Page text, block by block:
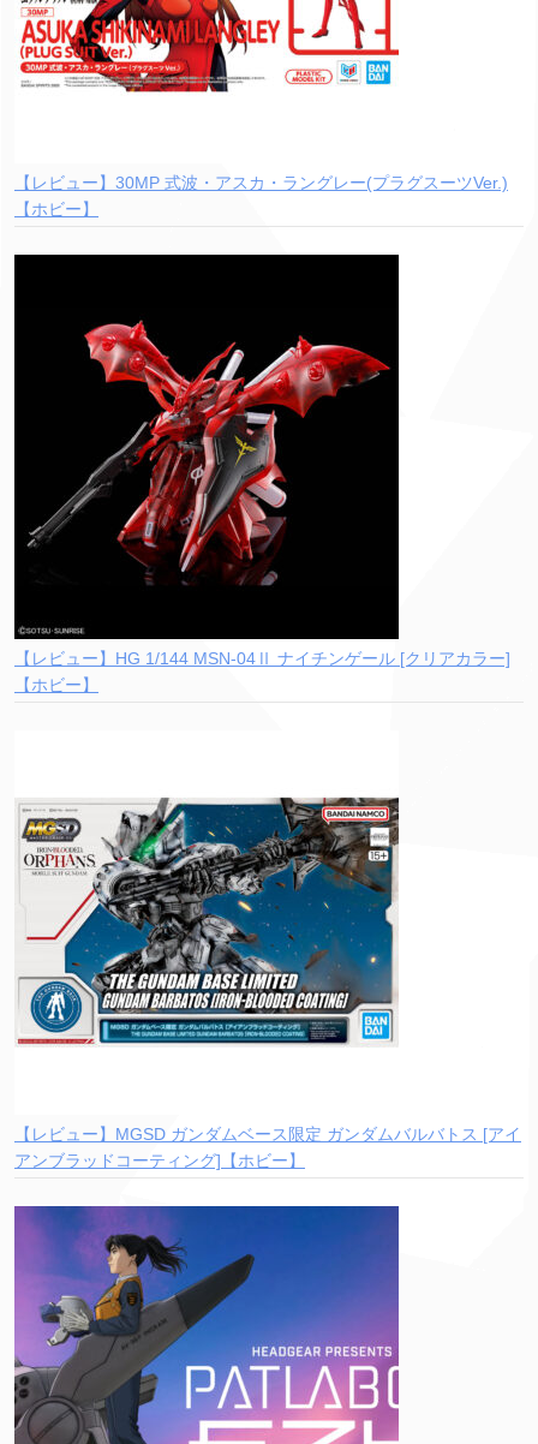
【レビュー】30MP 式波・アスカ・ラングレー(プラグスーツVer.)
【ホビー】
【レビュー】HG 1/144 MSN-04Ⅱ ナイチンゲール [クリアカラー]
【ホビー】
【レビュー】MGSD ガンダムベース限定 ガンダムバルバトス [アイ
アンブラッドコーティング]【ホビー】